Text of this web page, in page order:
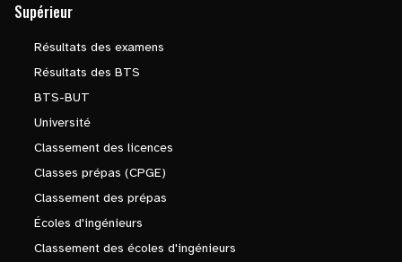
Supérieur
Résultats des examens
Résultats des BTS
BTS-BUT
Université
Classement des licences
Classes prépas (CPGE)
Classement des prépas
Écoles d'ingénieurs
Classement des écoles d'ingénieurs